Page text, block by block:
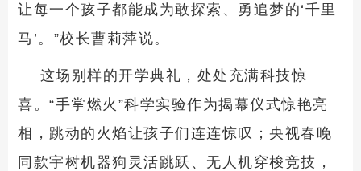
让每一个孩子都能成为敢探索、勇追梦的‘千里
马’。”校长曹莉萍说。
这场别样的开学典礼，处处充满科技惊
喜。“手掌燃火”科学实验作为揭幕仪式惊艳亮
相，跳动的火焰让孩子们连连惊叹；央视春晚
同款宇树机器狗灵活跳跃、无人机穿梭竞技，